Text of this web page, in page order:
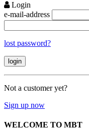
Login
e-mail-address
lost password?
Not a customer yet?
Sign up now
WELCOME TO MBT